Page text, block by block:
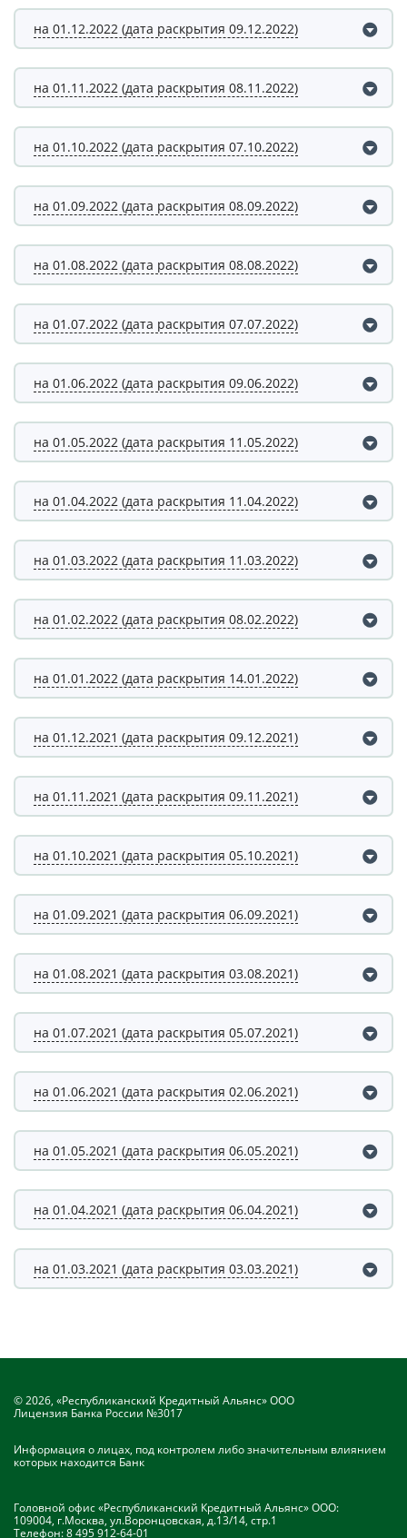
на 01.12.2022 (дата раскрытия 09.12.2022)
на 01.11.2022 (дата раскрытия 08.11.2022)
на 01.10.2022 (дата раскрытия 07.10.2022)
на 01.09.2022 (дата раскрытия 08.09.2022)
на 01.08.2022 (дата раскрытия 08.08.2022)
на 01.07.2022 (дата раскрытия 07.07.2022)
на 01.06.2022 (дата раскрытия 09.06.2022)
на 01.05.2022 (дата раскрытия 11.05.2022)
на 01.04.2022 (дата раскрытия 11.04.2022)
на 01.03.2022 (дата раскрытия 11.03.2022)
на 01.02.2022 (дата раскрытия 08.02.2022)
на 01.01.2022 (дата раскрытия 14.01.2022)
на 01.12.2021 (дата раскрытия 09.12.2021)
на 01.11.2021 (дата раскрытия 09.11.2021)
на 01.10.2021 (дата раскрытия 05.10.2021)
на 01.09.2021 (дата раскрытия 06.09.2021)
на 01.08.2021 (дата раскрытия 03.08.2021)
на 01.07.2021 (дата раскрытия 05.07.2021)
на 01.06.2021 (дата раскрытия 02.06.2021)
на 01.05.2021 (дата раскрытия 06.05.2021)
на 01.04.2021 (дата раскрытия 06.04.2021)
на 01.03.2021 (дата раскрытия 03.03.2021)
© 2026, «Республиканский Кредитный Альянс» ООО
Лицензия Банка России №3017
Информация о лицах, под контролем либо значительным влиянием
которых находится Банк
Головной офис «Республиканский Кредитный Альянс» ООО:
109004, г.Москва, ул.Воронцовская, д.13/14, стр.1
Телефон:8 495 912-64-01